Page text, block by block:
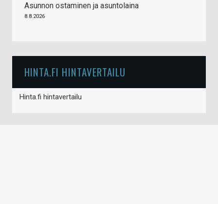
Asunnon ostaminen ja asuntolaina
8.8.2026
HINTA.FI HINTAVERTAILU
Hinta.fi hintavertailu